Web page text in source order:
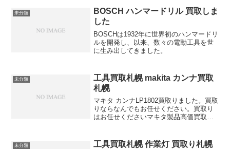
未分類
BOSCH ハンマードリル 買取しま
した
BOSCHは1932年に世界初のハンマードリ
ルを開発し、以来、数々の電動工具を世
に生み出してきました。
未分類
工具買取札幌 makita カンナ買取
札幌
マキタ カンナLP1802買取りました。買取
りならなんでもお任せください。買取り
はお任せくださいマキタ製品高価買取り
未分類 工具買取札幌 作業灯 買取り札幌